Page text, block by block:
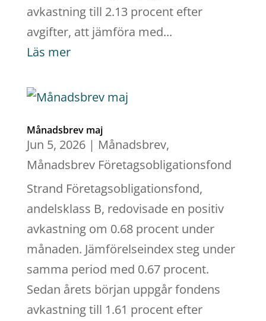
avkastning till 2.13 procent efter
avgifter, att jämföra med...
Läs mer
Månadsbrev maj
Jun 5, 2026| Månadsbrev,
Månadsbrev Företagsobligationsfond
Strand Företagsobligationsfond,
andelsklass B, redovisade en positiv
avkastning om 0.68 procent under
månaden. Jämförelseindex steg under
samma period med 0.67 procent.
Sedan årets början uppgår fondens
avkastning till 1.61 procent efter